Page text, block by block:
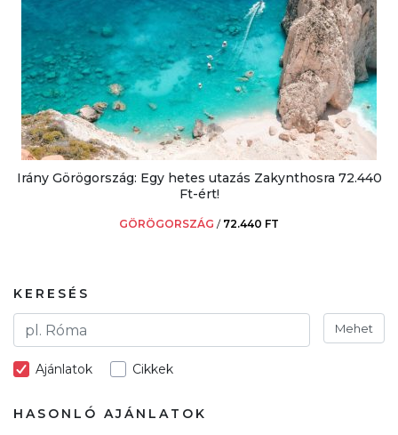
Irány Görögország: Egy hetes utazás Zakynthosra 72.440
Ft-ért!
GÖRÖGORSZÁG / 72.440 FT
KERESÉS
Mehet
Ajánlatok Cikkek
HASONLÓ AJÁNLATOK